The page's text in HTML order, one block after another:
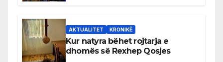
AKTUALITET KRONIKË
Kur natyra bëhet rojtarja e
dhomës së Rexhep Qosjes